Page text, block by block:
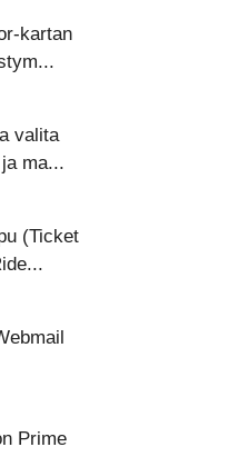
kartan
valita
ma...
(Ticket
Prime